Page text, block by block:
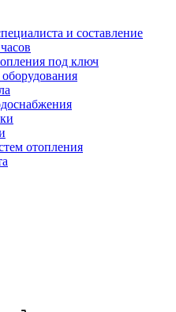
и составление
под ключ
отопления